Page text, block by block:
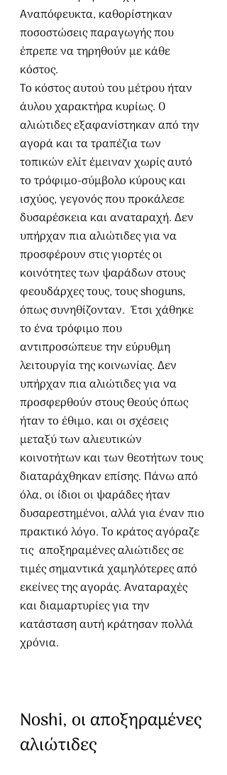
Αναπόφευκτα, καθορίστηκαν
ποσοστώσεις παραγωγής που
έπρεπε να τηρηθούν με κάθε
κόστος.
Το κόστος αυτού του μέτρου ήταν
άυλου χαρακτήρα κυρίως. Ο
αλιώτιδες εξαφανίστηκαν από την
αγορά και τα τραπέζια των
τοπικών ελίτ έμειναν χωρίς αυτό
το τρόφιμο-σύμβολο κύρους και
ισχύος, γεγονός που προκάλεσε
δυσαρέσκεια και αναταραχή. Δεν
υπήρχαν πια αλιώτιδες για να
προσφέρουν στις γιορτές οι
κοινότητες των ψαράδων στους
φεουδάρχες τους, τους shoguns,
όπως συνηθίζονταν.  Έτσι χάθηκε
το ένα τρόφιμο που
αντιπροσώπευε την εύρυθμη
λειτουργία της κοινωνίας. Δεν
υπήρχαν πια αλιώτιδες για να
προσφερθούν στους Θεούς όπως
ήταν το έθιμο, και οι σχέσεις
μεταξύ των αλιευτικών
κοινοτήτων και των θεοτήτων τους
διαταράχθηκαν επίσης. Πάνω από
όλα, οι ίδιοι οι ψαράδες ήταν
δυσαρεστημένοι, αλλά για έναν πιο
πρακτικό λόγο. Το κράτος αγόραζε
τις  αποξηραμένες αλιώτιδες σε
τιμές σημαντικά χαμηλότερες από
εκείνες της αγοράς. Αναταραχές
και διαμαρτυρίες για την
κατάσταση αυτή κράτησαν πολλά
χρόνια.
Noshi, οι αποξηραμένες
αλιώτιδες